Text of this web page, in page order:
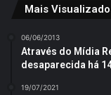
Mais
06/06/2013
Através do Mídia
desaparecida há
19/07/2021